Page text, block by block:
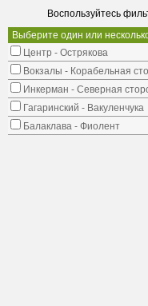
Воспользуйтесь
Выберите один или
Центр - Острякова
Вокзалы - Корабельная
Инкерман - Северная
Гагаринский - Вакуленчука
Балаклава - Фиолент